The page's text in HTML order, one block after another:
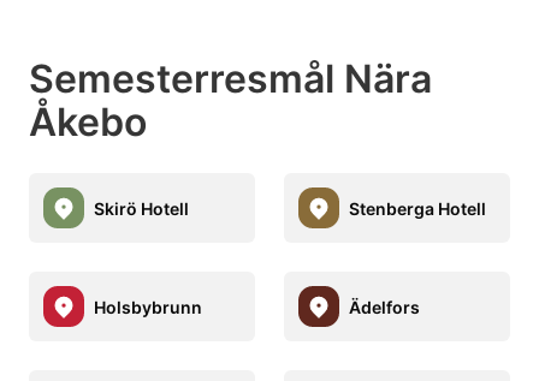
Semesterresmål Nära
Åkebo
Skirö Hotell Stenberga Hotell
Holsbybrunn Ädelfors